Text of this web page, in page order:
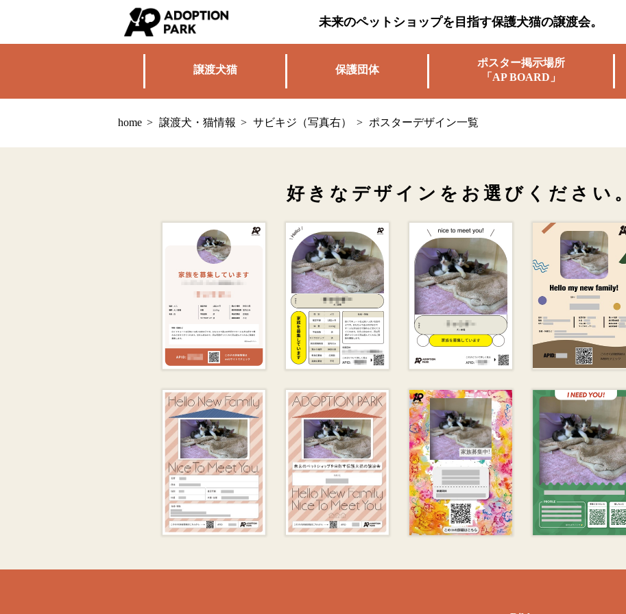
未来のペットショップを目指す保護犬猫の譲渡会。
譲渡犬猫 保護団体
ポスター掲示場所
「AP BOARD」
home > 譲渡犬・猫情報 > サビキジ（写真右） > ポスターデザイン一覧
好きなデザインを お選びください。